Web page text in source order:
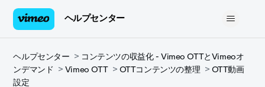
ヘルプセンター
ヘルプセンター
コンテンツの収益化 - Vimeo OTTとVimeoオ
ンデマンド
Vimeo OTT OTTコンテンツの整理
OTT動画
設定